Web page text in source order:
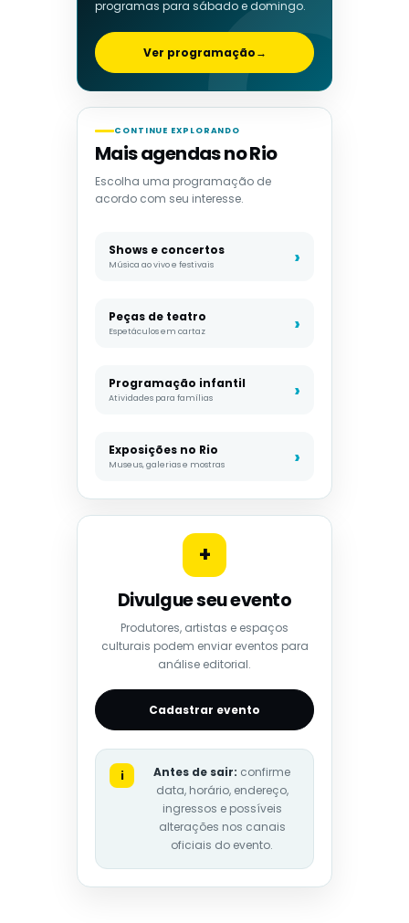
programas para sábado e domingo.
Ver programação→
CONTINUE EXPLORANDO
Mais agendas no Rio
Escolha uma programação de
acordo com seu interesse.
Shows e concertos
Música ao vivo e festivais
Peças de teatro
Espetáculos em cartaz
Programação infantil
Atividades para famílias
Exposições no Rio
Museus, galerias e mostras
+
Divulgue seu evento
Produtores, artistas e espaços
culturais podem enviar eventos para
análise editorial.
Cadastrar evento
i Antes de sair: confirme
data, horário, endereço,
ingressos e possíveis
alterações nos canais
oficiais do evento.